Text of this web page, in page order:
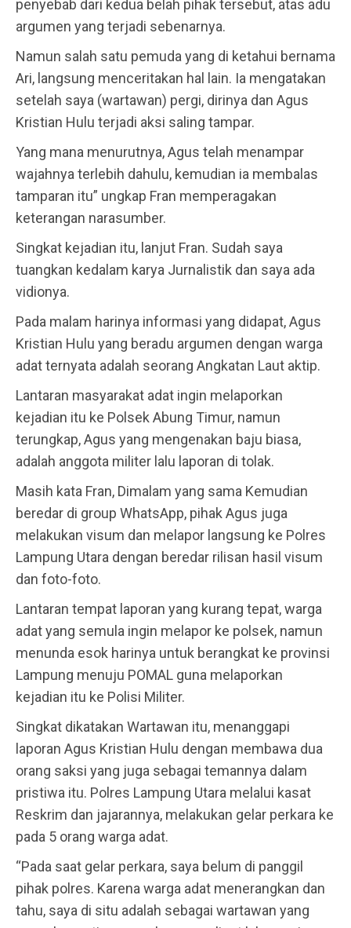
penyebab dari kedua belah pihak tersebut, atas adu
argumen yang terjadi sebenarnya.
Namun salah satu pemuda yang di ketahui bernama
Ari, langsung menceritakan hal lain. Ia mengatakan
setelah saya (wartawan) pergi, dirinya dan Agus
Kristian Hulu terjadi aksi saling tampar.
Yang mana menurutnya, Agus telah menampar
wajahnya terlebih dahulu, kemudian ia membalas
tamparan itu” ungkap Fran memperagakan
keterangan narasumber.
Singkat kejadian itu, lanjut Fran. Sudah saya
tuangkan kedalam karya Jurnalistik dan saya ada
vidionya.
Pada malam harinya informasi yang didapat, Agus
Kristian Hulu yang beradu argumen dengan warga
adat ternyata adalah seorang Angkatan Laut aktip.
Lantaran masyarakat adat ingin melaporkan
kejadian itu ke Polsek Abung Timur, namun
terungkap, Agus yang mengenakan baju biasa,
adalah anggota militer lalu laporan di tolak.
Masih kata Fran, Dimalam yang sama Kemudian
beredar di group WhatsApp, pihak Agus juga
melakukan visum dan melapor langsung ke Polres
Lampung Utara dengan beredar rilisan hasil visum
dan foto-foto.
Lantaran tempat laporan yang kurang tepat, warga
adat yang semula ingin melapor ke polsek, namun
menunda esok harinya untuk berangkat ke provinsi
Lampung menuju POMAL guna melaporkan
kejadian itu ke Polisi Militer.
Singkat dikatakan Wartawan itu, menanggapi
laporan Agus Kristian Hulu dengan membawa dua
orang saksi yang juga sebagai temannya dalam
pristiwa itu. Polres Lampung Utara melalui kasat
Reskrim dan jajarannya, melakukan gelar perkara ke
pada 5 orang warga adat.
“Pada saat gelar perkara, saya belum di panggil
pihak polres. Karena warga adat menerangkan dan
tahu, saya di situ adalah sebagai wartawan yang